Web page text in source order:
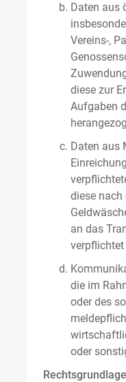
Daten aus
Vereins-,
diese zur
Aufgaben
Daten aus
diese nach
an das
verpflichtet
die im
oder des
oder